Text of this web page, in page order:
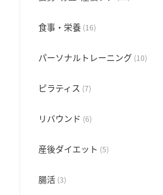
食事・栄養 (16)
パーソナルトレーニング (10)
ピラティス (7)
リバウンド (6)
産後ダイエット (5)
腸活 (3)